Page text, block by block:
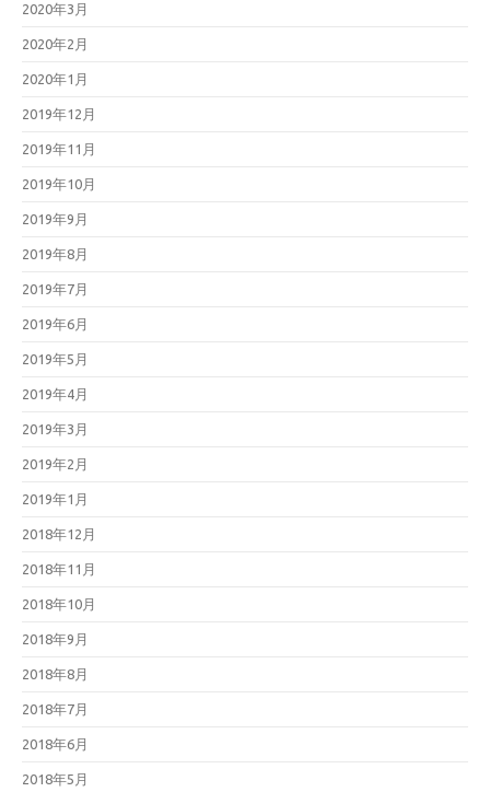
2020年3月
2020年2月
2020年1月
2019年12月
2019年11月
2019年10月
2019年9月
2019年8月
2019年7月
2019年6月
2019年5月
2019年4月
2019年3月
2019年2月
2019年1月
2018年12月
2018年11月
2018年10月
2018年9月
2018年8月
2018年7月
2018年6月
2018年5月